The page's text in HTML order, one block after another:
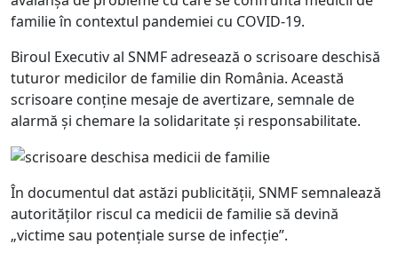
familie în contextul pandemiei cu COVID-19.
Biroul Executiv al SNMF adresează o scrisoare deschisă
tuturor medicilor de familie din România. Această
scrisoare conține mesaje de avertizare, semnale de
alarmă și chemare la solidaritate și responsabilitate.
În documentul dat astăzi publicității, SNMF semnalează
autorităților riscul ca medicii de familie să devină
„victime sau potențiale surse de infecție”.